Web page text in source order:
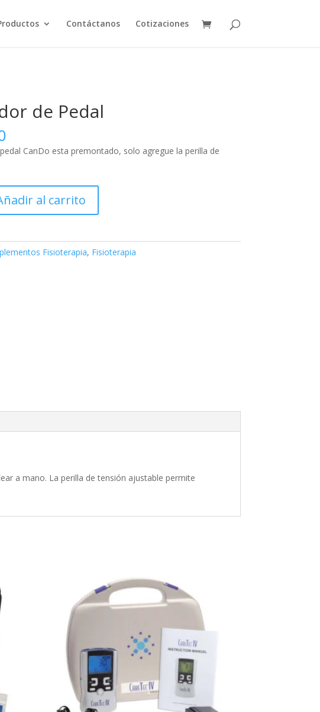
Contáctanos Cotizaciones
de Pedal
CanDo esta premontado, solo agregue la perilla de
al carrito
Fisioterapia, Fisioterapia
a mano. La perilla de tensión ajustable permite